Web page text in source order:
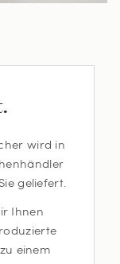
wird in
geliefert.
Ihnen
einem